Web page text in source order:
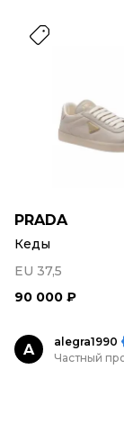
PRADA
Кеды
EU 37,5
90 000 ₽
A
alegra1990
Частный